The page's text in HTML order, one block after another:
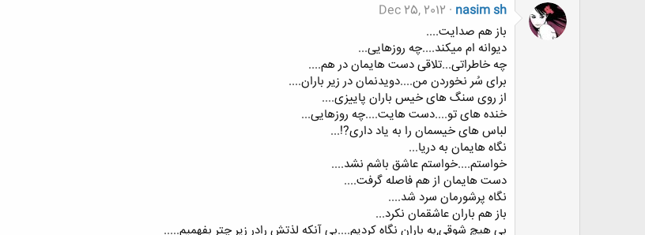
nasim sh
Dec 25, 2012
باز هم صدایت....
دیوانه ام میکند....چه روزهایی...
چه خاطراتی...تلاقی دست هایمان در هم....
برای سُر نخوردن من....دویدنمان در زیر باران....
از روی سنگ های خیس باران پاییزی....
خنده های تو....دست هایت....چه روزهایی...
لباس های خیسمان را به یاد داری?!...
نگاه هایمان به دریا...
خواستم....خواستم عاشق باشم نشد....
دست هایمان از هم فاصله گرفت....
نگاه پرشورمان سرد شد....
باز هم باران عاشقمان نکرد...
بی هیچ شوقی,به باران نگاه کردیم....بی آنکه لذتش رادر زیر چتر بفهمیم.....